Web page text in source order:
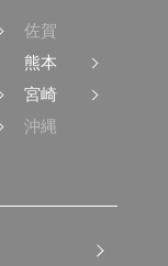
佐賀
熊本
宮崎
沖縄